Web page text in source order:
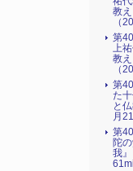
教
（
第
上
教
（
第
た
と
月
第
陀
我